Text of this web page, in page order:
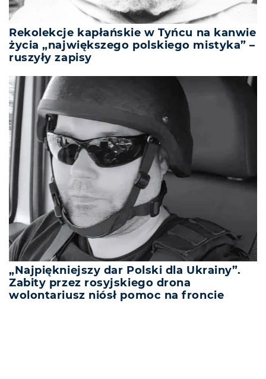
Rekolekcje kapłańskie w Tyńcu na kanwie
życia „największego polskiego mistyka” –
ruszyły zapisy
„Najpiękniejszy dar Polski dla Ukrainy”.
Zabity przez rosyjskiego drona
wolontariusz niósł pomoc na froncie